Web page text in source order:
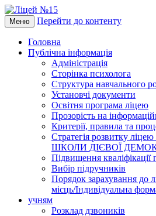
Меню Перейти до контенту
Головна
Публічна інформація
Адміністрація
Сторінка психолога
Структура навчального
Установчі документи
Освітня програма ліцею
Прозорість на
Критерії, правила та
Стратегія розвитку
ШКОЛИ ДІЄВОЇ
Підвищення кваліфікації
Вибір підручників
Порядок зарахування до
місць/Індивідуальна
учням
Розклад дзвоників